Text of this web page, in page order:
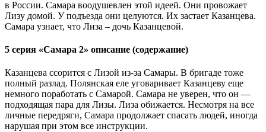
в России. Самара воодушевлен этой идеей. Они провожает
Лизу домой. У подъезда они целуются. Их застает Казанцева.
Самара узнает, что Лиза – дочь Казанцевой.
5 серия «Самара 2» описание (содержание)
Казанцева ссорится с Лизой из-за Самары. В бригаде тоже
полный разлад. Полянская еле уговаривает Казанцеву еще
немного поработать с Самарой. Самара не уверен, что он —
подходящая пара для Лизы. Лиза обижается. Несмотря на все
личные передряги, Самара продолжает спасать людей, иногда
нарушая при этом все инструкции.